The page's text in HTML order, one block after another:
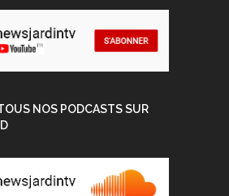
NOS PODCASTS SUR